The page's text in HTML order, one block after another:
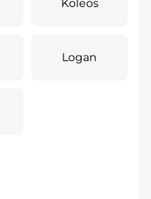
Koleos
Logan